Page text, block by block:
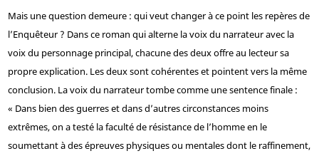
Mais une question demeure : qui veut changer à ce point les repères de
l’Enquêteur ? Dans ce roman qui alterne la voix du narrateur avec la
voix du personnage principal, chacune des deux offre au lecteur sa
propre explication. Les deux sont cohérentes et pointent vers la même
conclusion. La voix du narrateur tombe comme une sentence finale :
« Dans bien des guerres et dans d’autres circonstances moins
extrêmes, on a testé la faculté de résistance de l’homme en le
soumettant à des épreuves physiques ou mentales dont le raffinement,